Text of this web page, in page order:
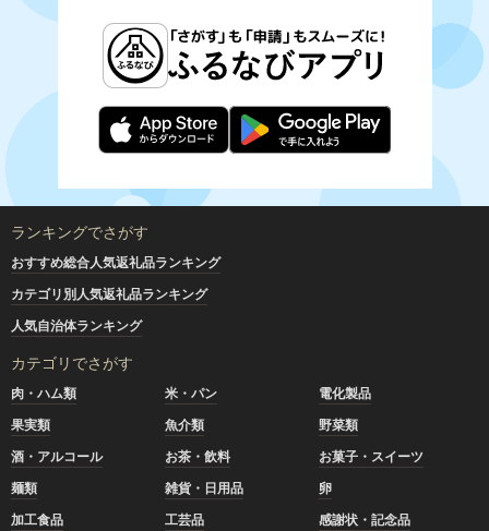
ランキングでさがす
おすすめ総合人気返礼品ランキング
カテゴリ別人気返礼品ランキング
人気自治体ランキング
カテゴリでさがす
肉・ハム類 米・パン
電化製品
果実類
魚介類
野菜類
酒・アルコール
お茶・飲料
お菓子・スイーツ
麺類
雑貨・日用品
卵
加工食品
工芸品
感謝状・記念品